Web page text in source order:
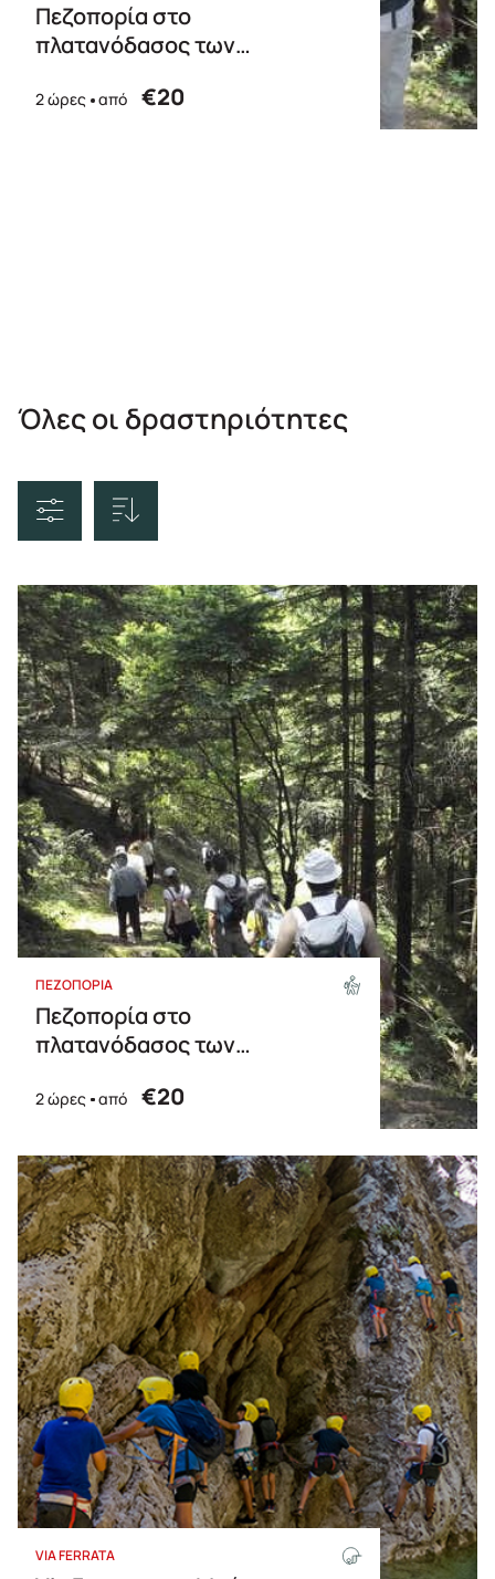
Πεζοπορία στο
πλατανόδασος των
2 ώρες από €20
Όλες οι δραστηριότητες
Τιμή Αύξουσα
Τιμή Φθίνουσα
Αλφαβητικά
ΠΕΖΟΠΟΡΙΑ
Πεζοπορία στο
πλατανόδασος των
2 ώρες από €20
VIA FERRATA